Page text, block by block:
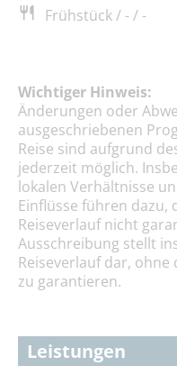
Frühstück / - / -
Wichtiger Hinweis:
Änderungen oder
ausgeschriebenen
Reise sind aufgrund
jederzeit möglich.
lokalen Verhältnisse
Einflüsse führen dazu,
Reiseverlauf nicht
Ausschreibung stellt
Reiseverlauf dar,
zu garantieren.
Leistungen